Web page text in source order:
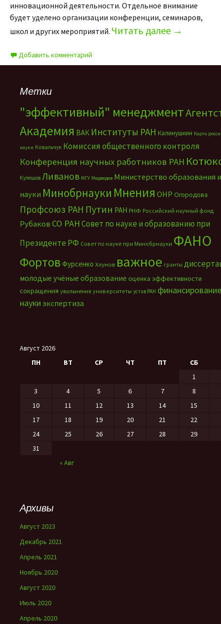
инновационной деятельности. Отдельное внимание
будет уделено организации конференции, семинаров,
школ и других мероприятий. Читать далее →
Добавить комментарий
Метки
"эффективный" менеджмент
Академия ВАК Институты РАН Калинушкин Карта
науки Ковальчук Комиссия общественного контроля
Конференция научных работников РАН
Кулешов Ливанов МГУ Медведев Министерство образования и
науки Минобрнауки Мнения ОНР Огородова
Профсоюз РАН Путин РАН РНФ Российский научный фонд
Рубаков СО РАНСовет по науке и образованию при
Президенте РФ Совет по науке при Минобрнауки ФАНО
Фортов Фурсенко Хлунов важное гранты
молодые учёные образование оценка эффективности
сокращения увольнения университеты устав РАН финансирование
науки экспертиза
Август 2026
ПН
ВТ СР ЧТ ПТ СБ
« Авг
1
3
4 5 6 7
8
10
11 12 13 14
15
17
18 19 20 21
22
24
25 26 27 28
29
31
Архивы
Август 2023
Декабрь 2021
Апрель 2021
Ноябрь 2020
Август 2020
Июль 2020
Апрель 2020